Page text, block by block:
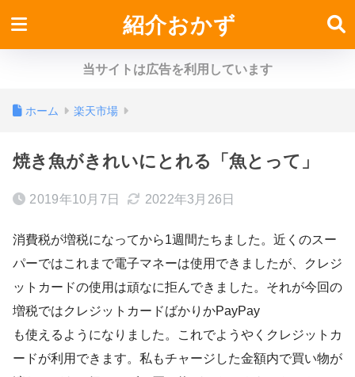
紹介おかず
当サイトは広告を利用しています
ホーム 楽天市場
焼き魚がきれいにとれる「魚とって」
2019年10月7日 2022年3月26日
消費税が増税になってから1週間たちました。近くのスー
パーではこれまで電子マネーは使用できましたが、クレジ
ットカードの使用は頑なに拒んできました。それが今回の
増税ではクレジットカードばかりかPayPay
も使えるようになりました。これでようやくクレジットカ
ードが利用できます。私もチャージした金額内で買い物が